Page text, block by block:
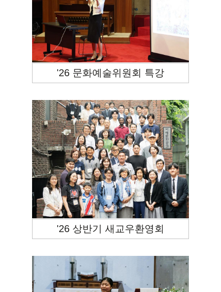
'26 문화예술위원회 특강
'26 상반기 새교우환영회